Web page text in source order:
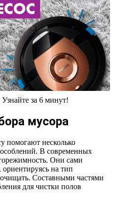
за 6 минут!
мусора
помогают несколько
В современных
Они сами
на тип
Составными частями
для чистки полов